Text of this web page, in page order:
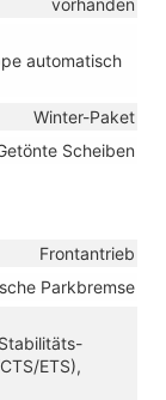
automatisch
Winter-Paket
Scheiben
Frontantrieb
Parkbremse
ETS),